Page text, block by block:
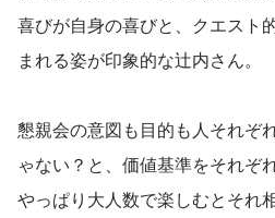
喜びが自身の喜びと、クエスト
まれる姿が印象的な辻内さん。
懇親会の意図も目的も人それぞ
ゃない？と、価値基準をそれぞ
やっぱり大人数で楽しむとそれ